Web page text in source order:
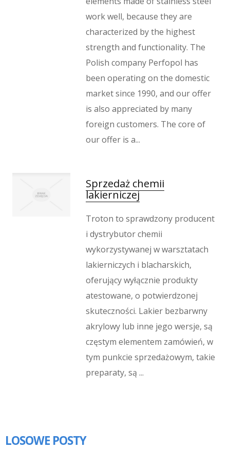
work well, because they are
characterized by the highest
strength and functionality. The
Polish company Perfopol has
been operating on the domestic
market since 1990, and our offer
is also appreciated by many
foreign customers. The core of
our offer is a...
Sprzedaż chemii
lakierniczej
Troton to sprawdzony producent
i dystrybutor chemii
wykorzystywanej w warsztatach
lakierniczych i blacharskich,
oferujący wyłącznie produkty
atestowane, o potwierdzonej
skuteczności. Lakier bezbarwny
akrylowy lub inne jego wersje, są
częstym elementem zamówień, w
tym punkcie sprzedażowym, takie
preparaty, są ...
LOSOWE POSTY